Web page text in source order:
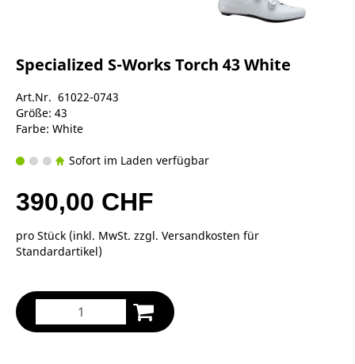
Specialized S-Works Torch 43 White
Art.Nr. 61022-0743
Größe: 43
Farbe: White
Sofort im Laden verfügbar
390,00 CHF
pro Stück (inkl. MwSt. zzgl. Versandkosten für
Standardartikel)